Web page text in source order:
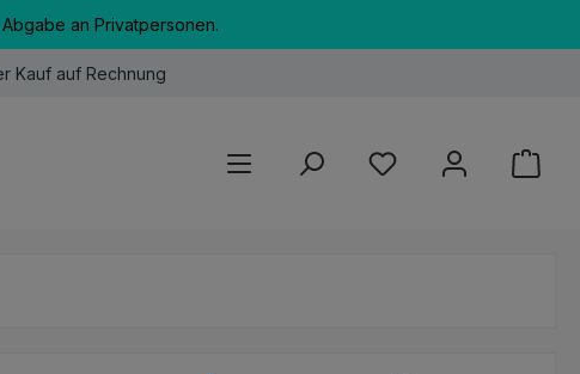
an Privatpersonen.
Kauf auf Rechnung
Du hast 0 Produkte